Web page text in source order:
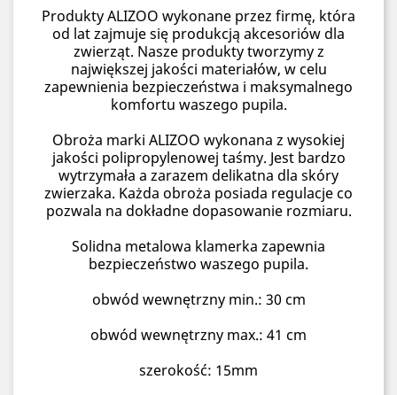
Produkty ALIZOO wykonane przez firmę, która
od lat zajmuje się produkcją akcesoriów dla
zwierząt. Nasze produkty tworzymy z
największej jakości materiałów, w celu
zapewnienia bezpieczeństwa i maksymalnego
komfortu waszego pupila.
Obroża marki ALIZOO wykonana z wysokiej
jakości polipropylenowej taśmy. Jest bardzo
wytrzymała a zarazem delikatna dla skóry
zwierzaka. Każda obroża posiada regulacje co
pozwala na dokładne dopasowanie rozmiaru.
Solidna metalowa klamerka zapewnia
bezpieczeństwo waszego pupila.
obwód wewnętrzny min.: 30 cm
obwód wewnętrzny max.: 41 cm
szerokość: 15mm